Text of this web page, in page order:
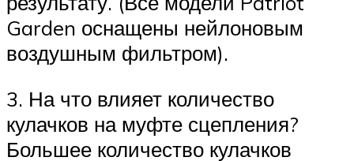
Garden оснащены нейлоновым
воздушным фильтром).
3. На что влияет количество
кулачков на муфте сцепления?
Большее количество кулачков